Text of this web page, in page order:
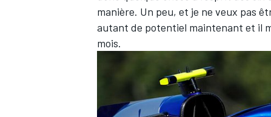
manière. Un peu, et je ne veux pas
autant de potentiel maintenant et il
mois.